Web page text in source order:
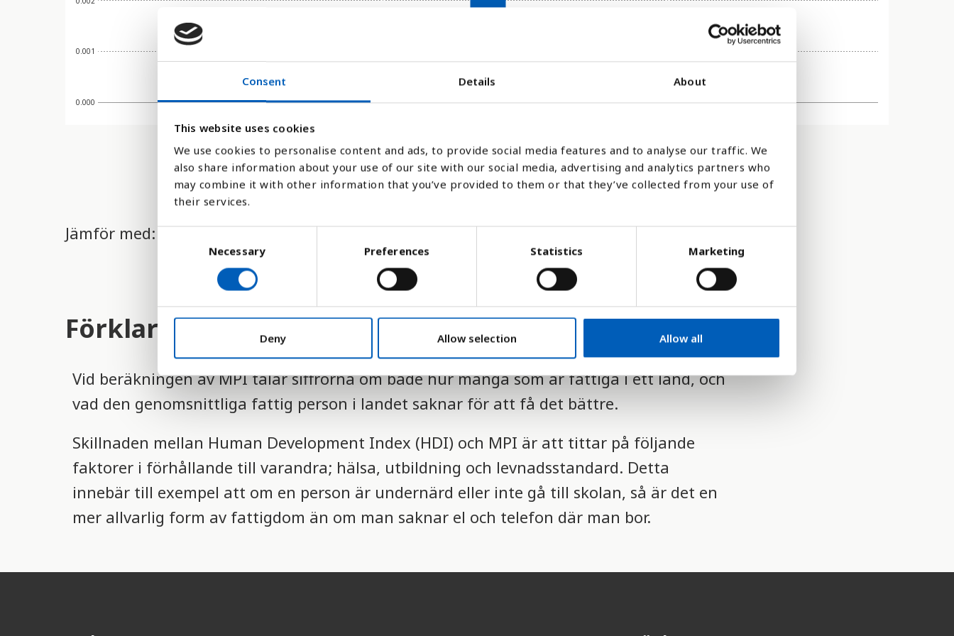
Consent Details About
This website uses cookies
We use cookies to personalise content and ads, to provide social media features and to analyse our traffic. We
also share information about your use of our site with our social media, advertising and analytics partners who
may combine it with other information that you’ve provided to them or that they’ve collected from your use of
their services.
e
e
l
e
t
o
n
Necessary Preferences Statistics Marketing
Deny Allow selection Allow all
0.000
0.001
Stapeldiagram Linje Platt
Jämför med:
Förklaring
Vid beräkningen av MPI talar siffrorna om både hur många som är fattiga i ett land, och
vad den genomsnittliga fattig person i landet saknar för att få det bättre.
Skillnaden mellan Human Development Index (HDI) och MPI är att tittar på följande
faktorer i förhållande till varandra; hälsa, utbildning och levnadsstandard. Detta
innebär till exempel att om en person är undernärd eller inte gå till skolan, så är det en
mer allvarlig form av fattigdom än om man saknar el och telefon där man bor.